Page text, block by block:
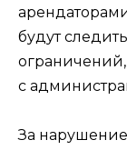
будут
с
За